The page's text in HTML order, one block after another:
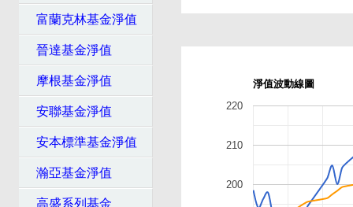
富蘭克林基金淨值
晉達基金淨值
摩根基金淨值
安聯基金淨值
安本標準基金淨值
瀚亞基金淨值
高盛系列基金
淨值波動線圖
200
210
220